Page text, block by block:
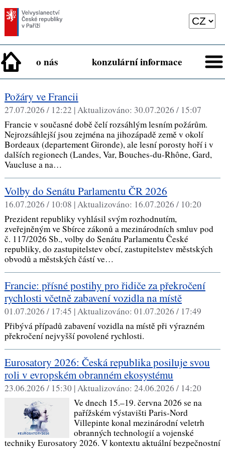
o nás konzulární informace
Požáry ve Francii
27.07.2026 / 12:22 |Aktualizováno: 30.07.2026 / 15:07
Francie v současné době čelí rozsáhlým lesním požárům.
Nejrozsáhlejší jsou zejména na jihozápadě země v okolí
Bordeaux (departement Gironde), ale lesní porosty hoří i v
dalších regionech (Landes, Var, Bouches-du-Rhône, Gard,
Vaucluse a na…
Volby do Senátu Parlamentu ČR 2026
16.07.2026 / 10:08 |Aktualizováno: 16.07.2026 / 10:20
Prezident republiky vyhlásil svým rozhodnutím,
zveřejněným ve Sbírce zákonů a mezinárodních smluv pod
č. 117/2026 Sb., volby do Senátu Parlamentu České
republiky, do zastupitelstev obcí, zastupitelstev městských
obvodů a městských částí ve…
Francie: přísné postihy pro řidiče za překročení
rychlosti včetně zabavení vozidla na místě
01.07.2026 / 17:45 |Aktualizováno: 01.07.2026 / 17:49
Přibývá případů zabavení vozidla na místě při výrazném
překročení nejvyšší povolené rychlosti.
Eurosatory 2026: Česká republika posiluje svou
roli v evropském obranném ekosystému
23.06.2026 / 15:30 |Aktualizováno: 24.06.2026 / 14:20
Ve dnech 15.–19. června 2026 se na
pařížském výstavišti Paris‑Nord
Villepinte konal mezinárodní veletrh
obranných technologií a vojenské
techniky Eurosatory 2026. V kontextu aktuální bezpečnostní